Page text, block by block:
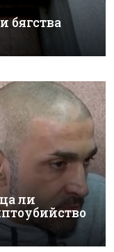
бягства
ли